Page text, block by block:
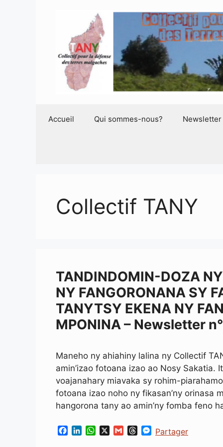
Accueil Qui sommes-nous? Newsletter
Collectif TANY
TANDINDOMIN-DOZA
NY FANGORONANA SY
TANYTSY EKENA NY
MPONINA – Newsletter
Maneho ny ahiahiny lalina ny Collectif
amin’izao fotoana izao ao Nosy Sakatia.
voajanahary miavaka sy rohim-
fotoana izao noho ny fikasan’ny orinasa
hangorona tany ao amin’ny fomba feno
W
G
M
Partager